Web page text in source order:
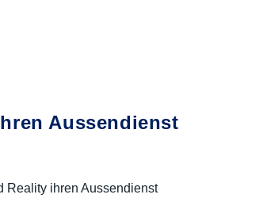
Aussendienst
Reality ihren Aussendienst